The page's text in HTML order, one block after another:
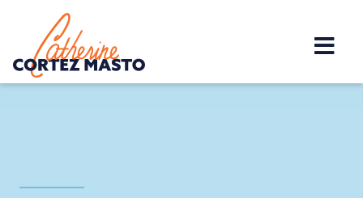
Home